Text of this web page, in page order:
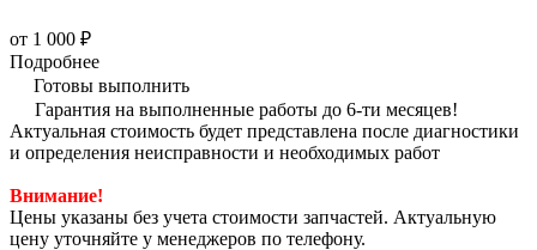
от 1 000 ₽
Подробнее
Готовы выполнить
Гарантия на выполненные работы до 6-ти месяцев!
Актуальная стоимость будет представлена после диагностики
и определения неисправности и необходимых работ
Внимание!
Цены указаны без учета стоимости запчастей. Актуальную
цену уточняйте у менеджеров по телефону.